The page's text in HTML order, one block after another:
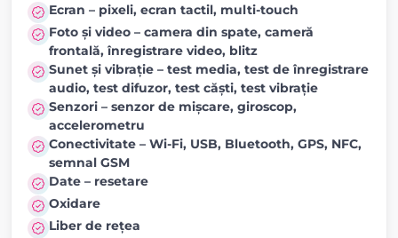
Ecran – pixeli, ecran tactil, multi-touch
Foto și video – camera din spate, cameră
frontală, înregistrare video, blitz
Sunet și vibrație – test media, test de înregistrare
audio, test difuzor, test căști, test vibrație
Senzori – senzor de mișcare, giroscop,
accelerometru
Conectivitate – Wi-Fi, USB, Bluetooth, GPS, NFC,
semnal GSM
Date – resetare
Oxidare
Liber de rețea